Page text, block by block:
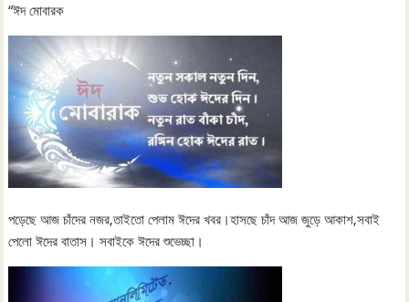
“ঈদ মোবারক
পড়েছে আজ চাঁদের নজর,তাইতো পেলাম ঈদের খবর।হাসছে চাঁদ আজ জুড়ে আকাশ,সবাই
পেলো ঈদের বাতাস। সবাইকে ঈদের শুভেচ্ছা।